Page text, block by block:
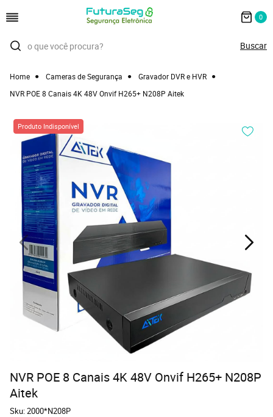
0
Home Cameras de Segurança
Gravador DVR e HVR
NVR POE 8 Canais 4K 48V Onvif H265+ N208P Aitek
NVR POE 8 Canais 4K 48V Onvif H265+ N208P
Aitek
Sku:2000*N208P
Produto Indisponível